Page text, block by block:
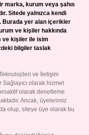
marka, kurum veya şahıs
Sitede yalnızca kendi
Burada yer alan içerikler
ve kişiler hakkında
ve kişiler ile isim
bilgiler taslak
ve İletişim
Sağlayıcı olarak hizmet
olarak denetleme
Ancak, üyelerimiz
olup, siteye üye olarak bu